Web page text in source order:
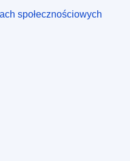
społecznościowych